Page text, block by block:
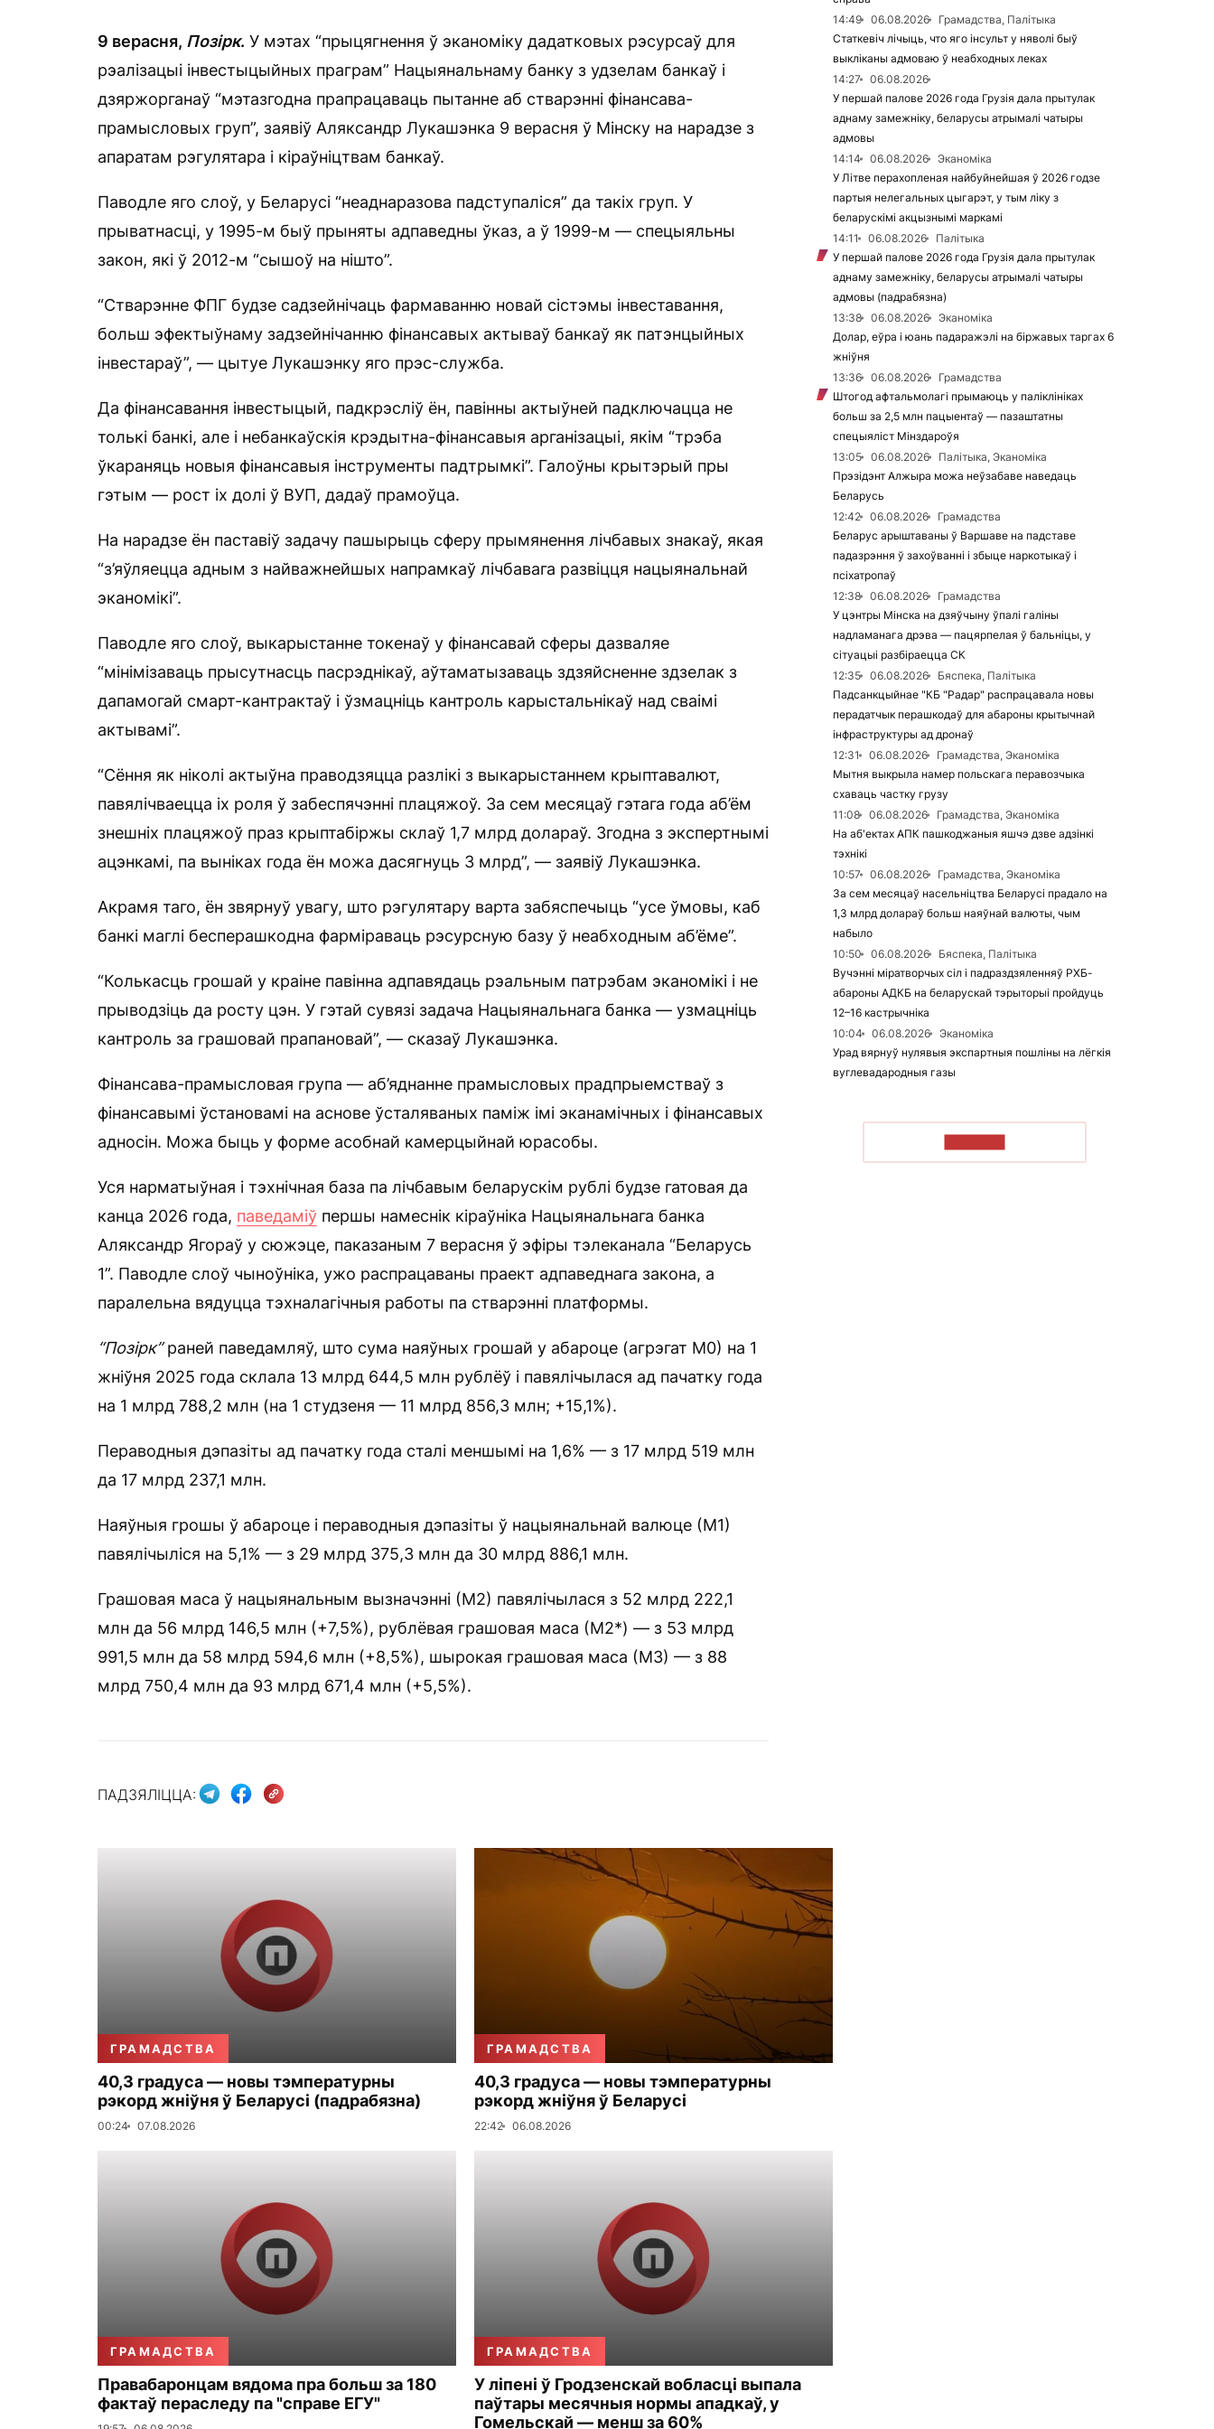
9 верасня, Позірк. У мэтах “прыцягнення ў эканоміку дадатковых рэсурсаў для
рэалізацыі інвестыцыйных праграм” Нацыянальнаму банку з удзелам банкаў і
дзяржорганаў “мэтазгодна прапрацаваць пытанне аб стварэнні фінансава-
прамысловых груп”, заявіў Аляксандр Лукашэнка 9 верасня ў Мінску на нарадзе з
апаратам рэгулятара і кіраўніцтвам банкаў.
Паводле яго слоў, у Беларусі “неаднаразова падступаліся” да такіх груп. У
прыватнасці, у 1995-м быў прыняты адпаведны ўказ, а ў 1999-м — спецыяльны
закон, які ў 2012-м “сышоў на нішто”.
“Стварэнне ФПГ будзе садзейнічаць фармаванню новай сістэмы інвеставання,
больш эфектыўнаму задзейнічанню фінансавых актываў банкаў як патэнцыйных
інвестараў”, — цытуе Лукашэнку яго прэс-служба.
Да фінансавання інвестыцый, падкрэсліў ён, павінны актыўней падключацца не
толькі банкі, але і небанкаўскія крэдытна-фінансавыя арганізацыі, якім “трэба
ўкараняць новыя фінансавыя інструменты падтрымкі”. Галоўны крытэрый пры
гэтым — рост іх долі ў ВУП, дадаў прамоўца.
На нарадзе ён паставіў задачу пашырыць сферу прымянення лічбавых знакаў, якая
“з’яўляецца адным з найважнейшых напрамкаў лічбавага развіцця нацыянальнай
эканомікі”.
Паводле яго слоў, выкарыстанне токенаў у фінансавай сферы дазваляе
“мінімізаваць прысутнасць пасрэднікаў, аўтаматызаваць здзяйсненне здзелак з
дапамогай смарт-кантрактаў і ўзмацніць кантроль карыстальнікаў над сваімі
актывамі”.
“Сёння як ніколі актыўна праводзяцца разлікі з выкарыстаннем крыптавалют,
павялічваецца іх роля ў забеспячэнні плацяжоў. За сем месяцаў гэтага года аб’ём
знешніх плацяжоў праз крыптабіржы склаў 1,7 млрд долараў. Згодна з экспертнымі
ацэнкамі, па выніках года ён можа дасягнуць 3 млрд”, — заявіў Лукашэнка.
Акрамя таго, ён звярнуў увагу, што рэгулятару варта забяспечыць “усе ўмовы, каб
банкі маглі бесперашкодна фарміраваць рэсурсную базу ў неабходным аб’ёме”.
“Колькасць грошай у краіне павінна адпавядаць рэальным патрэбам эканомікі і не
прыводзіць да росту цэн. У гэтай сувязі задача Нацыянальнага банка — узмацніць
кантроль за грашовай прапановай”, — сказаў Лукашэнка.
Фінансава-прамысловая група — аб’яднанне прамысловых прадпрыемстваў з
фінансавымі ўстановамі на аснове ўсталяваных паміж імі эканамічных і фінансавых
адносін. Можа быць у форме асобнай камерцыйнай юрасобы.
Уся нарматыўная і тэхнічная база па лічбавым беларускім рублі будзе гатовая да
канца 2026 года, паведаміў першы намеснік кіраўніка Нацыянальнага банка
Аляксандр Ягораў у сюжэце, паказаным 7 верасня ў эфіры тэлеканала “Беларусь
1”. Паводле слоў чыноўніка, ужо распрацаваны праект адпаведнага закона, а
паралельна вядуцца тэхналагічныя работы па стварэнні платформы.
“Позірк”раней паведамляў, што сума наяўных грошай у абароце (агрэгат М0) на 1
жніўня 2025 года склала 13 млрд 644,5 млн рублёў і павялічылася ад пачатку года
на 1 млрд 788,2 млн (на 1 студзеня — 11 млрд 856,3 млн; +15,1%).
Пераводныя дэпазіты ад пачатку года сталі меншымі на 1,6% — з 17 млрд 519 млн
да 17 млрд 237,1 млн.
Наяўныя грошы ў абароце і пераводныя дэпазіты ў нацыянальнай валюце (М1)
павялічыліся на 5,1% — з 29 млрд 375,3 млн да 30 млрд 886,1 млн.
Грашовая маса ў нацыянальным вызначэнні (М2) павялічылася з 52 млрд 222,1
млн да 56 млрд 146,5 млн (+7,5%), рублёвая грашовая маса (М2*) — з 53 млрд
991,5 млн да 58 млрд 594,6 млн (+8,5%), шырокая грашовая маса (М3) — з 88
млрд 750,4 млн да 93 млрд 671,4 млн (+5,5%).
ПАДЗЯЛІЦЦА:
ГРАМАДСТВА
40,3 градуса — новы тэмпературны
рэкорд жніўня ў Беларусі (падрабязна)
00:24 07.08.2026
ГРАМАДСТВА
40,3 градуса — новы тэмпературны
рэкорд жніўня ў Беларусі
22:42 06.08.2026
ГРАМАДСТВА
Правабаронцам вядома пра больш за 180
фактаў пераследу па "справе ЕГУ"
ГРАМАДСТВА
У ліпені ў Гродзенскай вобласці выпала
паўтары месячныя нормы ападкаў, у
Гомельскай — менш за 60%
14:49
06.08.2026
Грамадства, Палітыка
Статкевіч лічыць, что яго інсульт у няволі быў
выкліканы адмоваю ў неабходных леках
14:27
06.08.2026
У першай палове 2026 года Грузія дала прытулак
аднаму замежніку, беларусы атрымалі чатыры
адмовы
14:14
06.08.2026
Эканоміка
У Літве перахопленая найбуйнейшая ў 2026 годзе
партыя нелегальных цыгарэт, у тым ліку з
беларускімі акцызнымі маркамі
14:11
06.08.2026
Палітыка
У першай палове 2026 года Грузія дала прытулак
аднаму замежніку, беларусы атрымалі чатыры
адмовы (падрабязна)
13:38
06.08.2026
Эканоміка
Долар, еўра і юань падаражэлі на біржавых таргах 6
жніўня
13:36
06.08.2026
Грамадства
Штогод афтальмолагі прымаюць у паліклініках
больш за 2,5 млн пацыентаў — пазаштатны
спецыяліст Мінздароўя
13:05
06.08.2026
Палітыка, Эканоміка
Прэзідэнт Алжыра можа неўзабаве наведаць
Беларусь
12:42
06.08.2026
Грамадства
Беларус арыштаваны ў Варшаве на падставе
падазрэння ў захоўванні і збыце наркотыкаў і
псіхатропаў
12:38
06.08.2026
Грамадства
У цэнтры Мінска на дзяўчыну ўпалі галіны
надламанага дрэва — пацярпелая ў бальніцы, у
сітуацыі разбіраецца СК
12:35
06.08.2026
Бяспека, Палітыка
Падсанкцыйнае "КБ "Радар" распрацавала новы
перадатчык перашкодаў для абароны крытычнай
інфраструктуры ад дронаў
12:31
06.08.2026
Грамадства, Эканоміка
Мытня выкрыла намер польскага перавозчыка
схаваць частку грузу
11:08
06.08.2026
Грамадства, Эканоміка
На аб'ектах АПК пашкоджаныя яшчэ дзве адзінкі
тэхнікі
10:57
06.08.2026
Грамадства, Эканоміка
За сем месяцаў насельніцтва Беларусі прадало на
1,3 млрд долараў больш наяўнай валюты, чым
набыло
10:50
06.08.2026
Бяспека, Палітыка
Вучэнні міратворчых сіл і падраздзяленняў РХБ-
абароны АДКБ на беларускай тэрыторыі пройдуць
12–16 кастрычніка
10:04
06.08.2026
Эканоміка
Урад вярнуў нулявыя экспартныя пошліны на лёгкія
вуглевадародныя газы